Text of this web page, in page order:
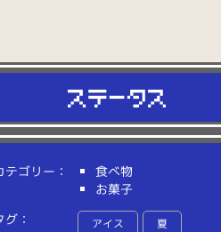
テゴリー：
食べ物
お菓子
グ：
アイス 夏